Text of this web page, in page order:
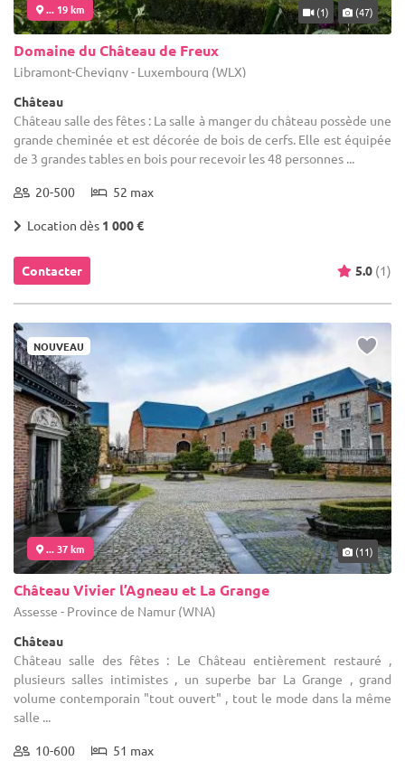
... 19 km (1) (47)
Domaine du Château de Freux
Libramont-Chevigny - Luxembourg (WLX)
Château
Château salle des fêtes : La salle à manger du château possède une
grande cheminée et est décorée de bois de cerfs. Elle est équipée
de 3 grandes tables en bois pour recevoir les 48 personnes ...
20-500 52 max
Location dès 1 000 €
Contacter 5.0 (1)
NOUVEAU
... 37 km (11)
Château Vivier l’Agneau et La Grange
Assesse - Province de Namur (WNA)
Château
Château salle des fêtes : Le Château entièrement restauré ,
plusieurs salles intimistes , un superbe bar La Grange , grand
volume contemporain "tout ouvert" , tout le mode dans la même
salle ...
10-600 51 max